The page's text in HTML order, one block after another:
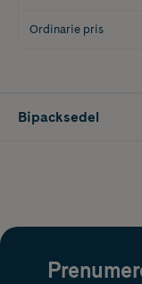
Ordinarie pris
Bipacksedel